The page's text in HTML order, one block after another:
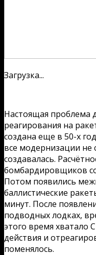
Загрузка...
Настоящая проблема
реагирования на
создана еще в 50-х
все модернизации не
создавалась.
бомбардировщиков
Потом появились
баллистические
минут. После
подводных лодках,
этого время хватало
действия и
поменялось.